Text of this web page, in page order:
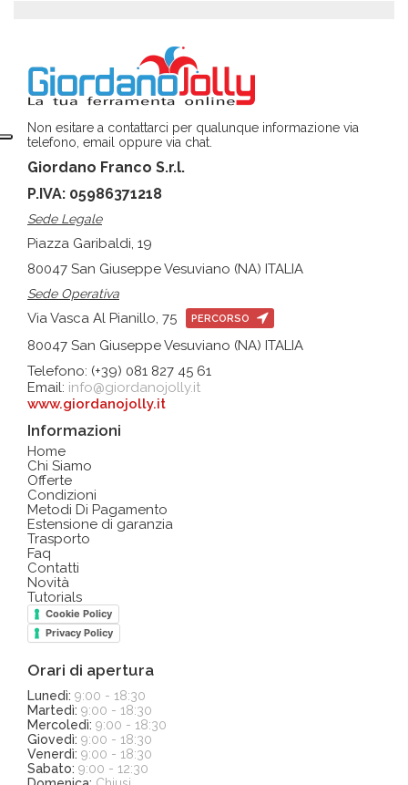
Non esitare a contattarci per qualunque informazione via
telefono, email oppure via chat.
Giordano Franco S.r.l.
P.IVA: 05986371218
Sede Legale
Piazza Garibaldi, 19
80047 San Giuseppe Vesuviano (NA) ITALIA
Sede Operativa
Via Vasca Al Pianillo, 75 PERCORSO
80047 San Giuseppe Vesuviano (NA) ITALIA
Telefono: (+39) 081 827 45 61
Email: info@giordanojolly.it
www.giordanojolly.it
Informazioni
Home
Chi Siamo
Offerte
Condizioni
Metodi Di Pagamento
Estensione di garanzia
Trasporto
Faq
Contatti
Novità
Tutorials
Cookie Policy
Privacy Policy
Orari di apertura
Lunedì: 9:00 - 18:30
Martedì: 9:00 - 18:30
Mercoledì: 9:00 - 18:30
Giovedì: 9:00 - 18:30
Venerdì: 9:00 - 18:30
Sabato: 9:00 - 12:30